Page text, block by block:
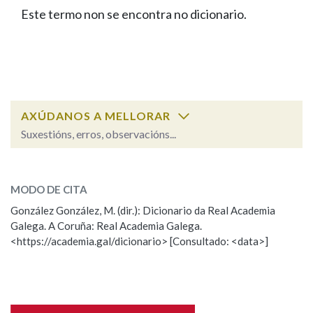
FIGURAS HOMENAXEADAS
PORTAL DAS PALABRAS
Facebook
TwitterYoutubeInstagram
Bluesky
BUSCAR NOS LEMAS
Remata por
BUSCAR NO CONTIDO
Nas definicións
Este termo non se encontra no dicionario.
AXÚDANOS A MELLORAR
Suxestións, erros, observacións...
Observación
Nome
MODO DE CITA
González González, M. (dir.): Dicionario da Real Academia
Galega. A Coruña: Real Academia Galega.
<https://academia.gal/dicionario> [Consultado: <data>]